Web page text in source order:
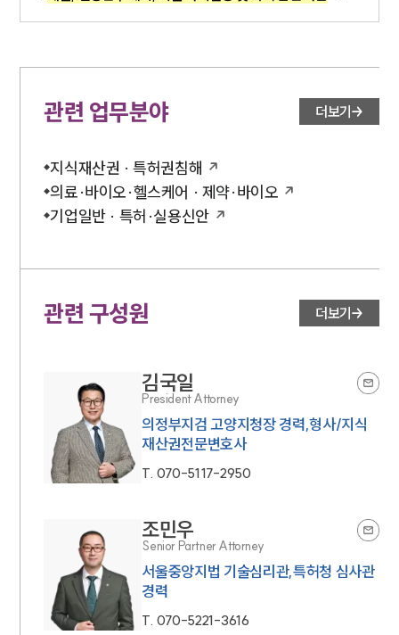
그룹소개
대륜의 강점
글로벌 파트너 로펌
고객의 소리
업무사례
업무분야
지식재산권그룹 업무
전체
지식재산권전문변호사
소식/자료
언론보도
관련 업무분야 더보기
지식재산권 · 특허권침해
의료·바이오·헬스케어 · 제약·바이오
기업일반 · 특허·실용신안
관련 구성원 더보기
김국일
President Attorney
의정부지검 고양지청장 경력,형사/지식
재산권전문변호사
T. 070-5117-2950
조민우
Senior Partner Attorney
서울중앙지법 기술심리관,특허청 심사관
경력
T. 070-5221-3616